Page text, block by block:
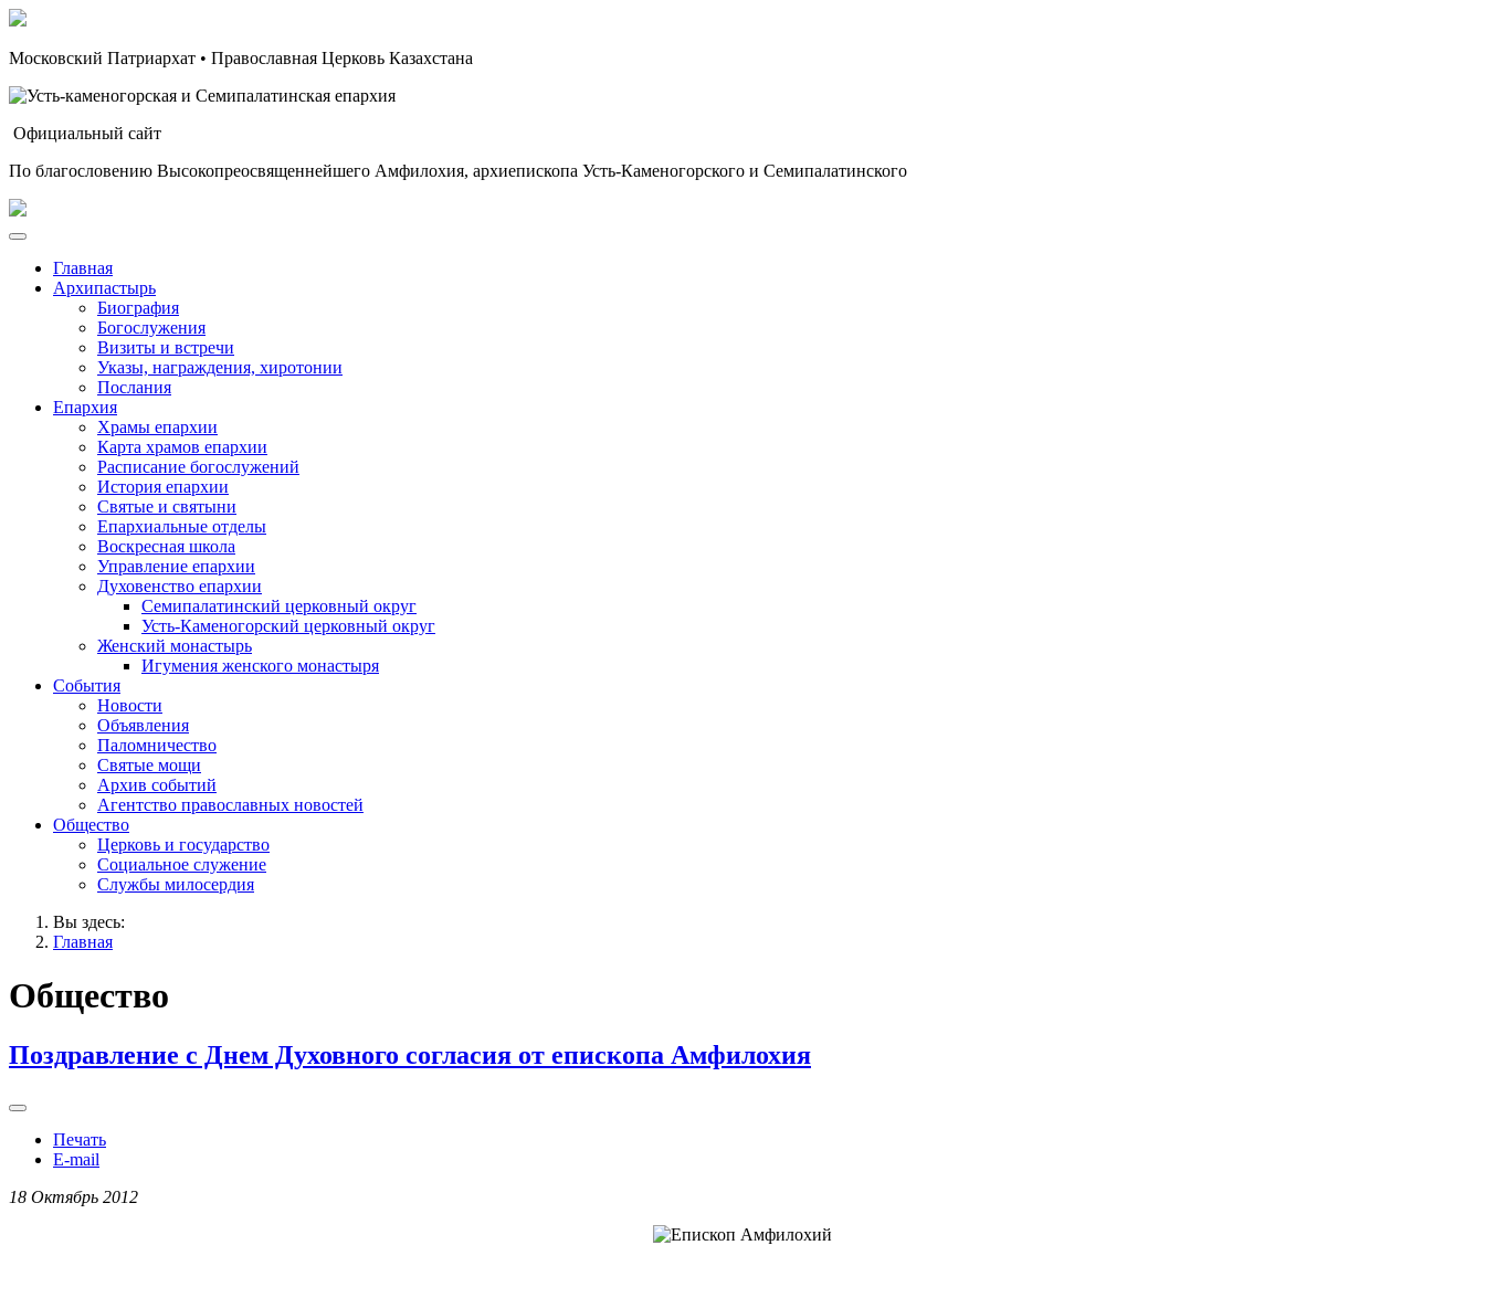
Московский Патриархат • Православная Церковь Казахстана
Официальный сайт
По благословению Высокопреосвященнейшего Амфилохия, архиепископа Усть-Каменогорского и Семипалатинского
Главная
Архипастырь
Биография
Богослужения
Визиты и встречи
Указы, награждения, хиротонии
Послания
Епархия
Храмы епархии
Карта храмов епархии
Расписание богослужений
История епархии
Святые и святыни
Епархиальные отделы
Воскресная школа
Управление епархии
Духовенство епархии
Семипалатинский церковный округ
Усть-Каменогорский церковный округ
Женский монастырь
Игумения женского монастыря
События
Новости
Объявления
Паломничество
Святые мощи
Архив событий
Агентство православных новостей
Общество
Церковь и государство
Социальное служение
Службы милосердия
Вы здесь:
Главная
Общество
Поздравление с Днем Духовного согласия от епископа Амфилохия
Печать
E-mail
18 Октябрь 2012